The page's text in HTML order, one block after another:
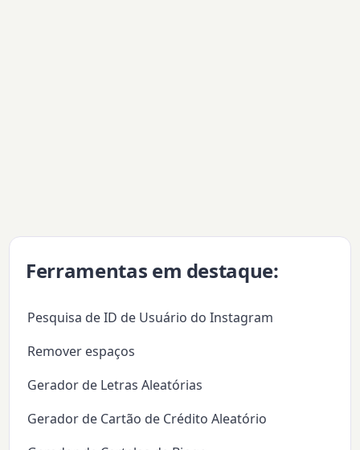
Ferramentas em destaque:
Pesquisa de ID de Usuário do Instagram
Remover espaços
Gerador de Letras Aleatórias
Gerador de Cartão de Crédito Aleatório